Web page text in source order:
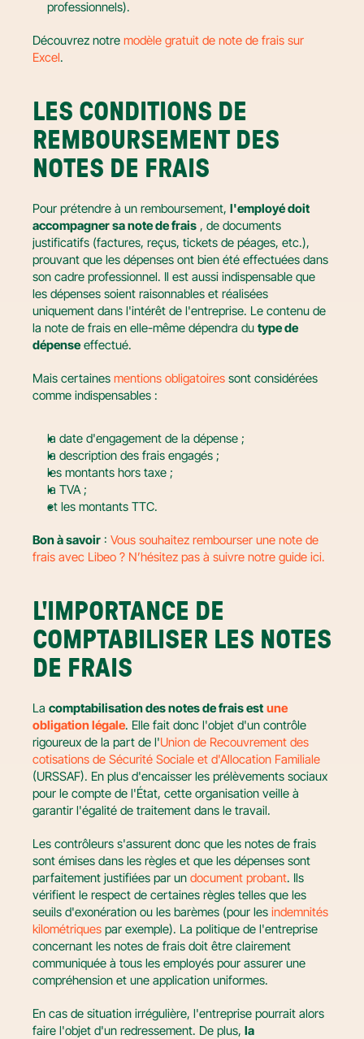
professionnels).
Découvrez notre modèle gratuit de note de frais sur
Excel.
LES CONDITIONS DE
REMBOURSEMENT DES
NOTES DE FRAIS
Pour prétendre à un remboursement, l'employé doit
accompagner sa note de frais , de documents
justificatifs (factures, reçus, tickets de péages, etc.),
prouvant que les dépenses ont bien été effectuées dans
son cadre professionnel. Il est aussi indispensable que
les dépenses soient raisonnables et réalisées
uniquement dans l'intérêt de l'entreprise. Le contenu de
la note de frais en elle-même dépendra du type de
dépense effectué.
Mais certaines mentions obligatoires sont considérées
comme indispensables :
la date d'engagement de la dépense ;
la description des frais engagés ;
les montants hors taxe ;
la TVA ;
et les montants TTC.
Bon à savoir : Vous souhaitez rembourser une note de
frais avec Libeo ? N’hésitez pas à suivre notre guide ici.
L'IMPORTANCE DE
COMPTABILISER LES NOTES
DE FRAIS
La comptabilisation des notes de frais est une
obligation légale. Elle fait donc l'objet d'un contrôle
rigoureux de la part de l'Union de Recouvrement des
cotisations de Sécurité Sociale et d'Allocation Familiale
(URSSAF). En plus d'encaisser les prélèvements sociaux
pour le compte de l'État, cette organisation veille à
garantir l'égalité de traitement dans le travail.
Les contrôleurs s'assurent donc que les notes de frais
sont émises dans les règles et que les dépenses sont
parfaitement justifiées par un document probant. Ils
vérifient le respect de certaines règles telles que les
seuils d'exonération ou les barèmes (pour les indemnités
kilométriques par exemple). La politique de l'entreprise
concernant les notes de frais doit être clairement
communiquée à tous les employés pour assurer une
compréhension et une application uniformes.
En cas de situation irrégulière, l'entreprise pourrait alors
faire l'objet d'un redressement. De plus, la